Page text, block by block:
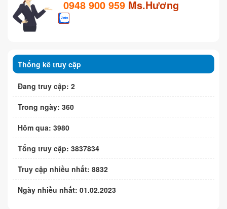
0948 900 959 Ms.Hương
Thống kê truy cập
Đang truy cập: 2
Trong ngày: 360
Hôm qua: 3980
Tổng truy cập: 3837834
Truy cập nhiều nhất: 8832
Ngày nhiều nhất: 01.02.2023